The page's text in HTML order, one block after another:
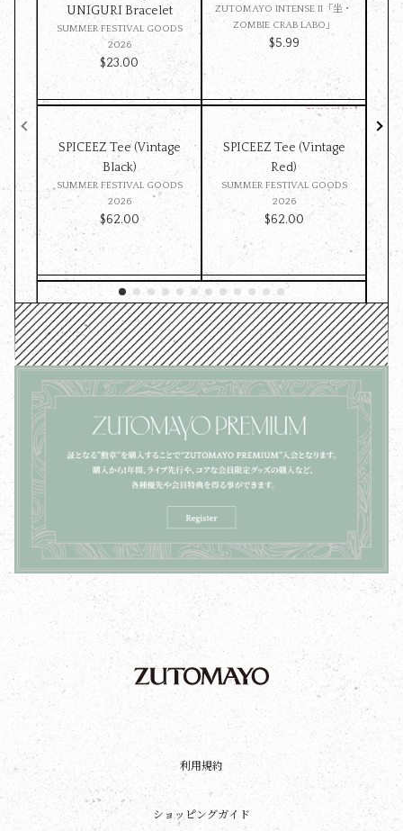
UNIGURI Bracelet
SUMMER FESTIVAL GOODS
2026
$‌23.00
ZUTOMAYO INTENSE II「坐・
ZOMBIE CRAB LABO」
$‌5.99
SPICEEZ Tee (Vintage
Black)
SUMMER FESTIVAL GOODS
2026
$‌62.00
SPICEEZ Tee (Vintage
Red)
SUMMER FESTIVAL GOODS
2026
$‌62.00
利用規約
ショッピングガイド